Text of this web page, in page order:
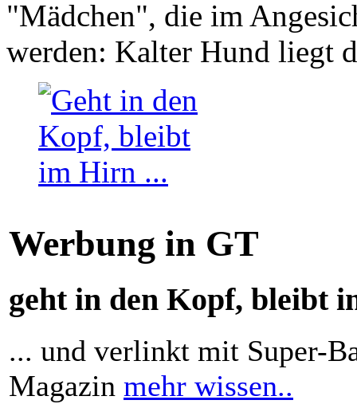
"Mädchen", die im
werden: Kalter Hund liegt
Werbung in GT
geht in den Kopf, bleibt
... und verlinkt mit Super-
Magazin mehr wissen..